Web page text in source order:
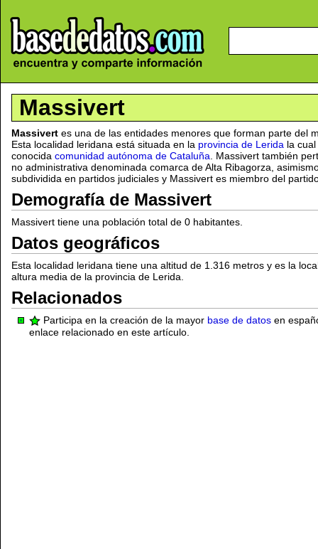
Massivert
Massivert es una de las entidades menores que forman parte del
Esta localidad leridana está situada en la provincia de Lerida la
conocida comunidad autónoma de Cataluña . Massivert también
no administrativa denominada comarca de Alta Ribagorza,
subdividida en partidos judiciales y Massivert es miembro del
Demografía de Massivert
Massivert tiene una población total de 0 habitantes.
Datos geográficos
Esta localidad leridana tiene una altitud de 1.316 metros y es la
altura media de la provincia de Lerida.
Relacionados
Participa en la creación de la mayor base de datos en
enlace relacionado en este artículo.